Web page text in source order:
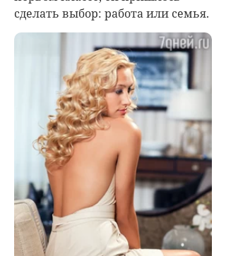
сделать выбор: работа или семья.